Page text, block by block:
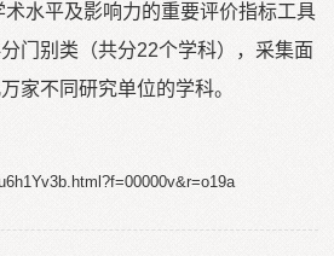
水平及影响力的重要评价指标工具
门别类（共分22个学科），采集面
家不同研究单位的学科。